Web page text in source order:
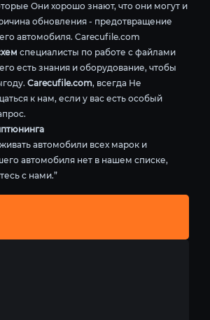
Они хорошо знают, что они могут и
обновления - предотвращение
автомобиля. Carecufile.com
специалисты по работе с файлами
есть знания и оборудование, чтобы
Carecufile.com, всегда Не
к нам, если у вас есть особый
автомобили всех марок и
автомобиля нет в нашем списке,
с нами.”